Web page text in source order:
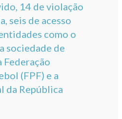
14 de violação
seis de acesso
como o
sociedade de
Federação
(FPF) e a
da República